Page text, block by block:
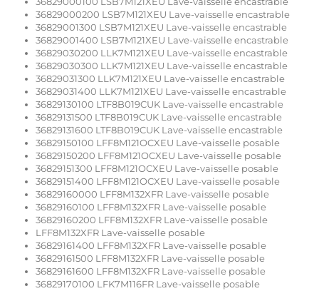
36829000200 LSB7M121XEU Lave-vaisselle encastrable
36829001300 LSB7M121XEU Lave-vaisselle encastrable
36829001400 LSB7M121XEU Lave-vaisselle encastrable
36829030200 LLK7M121XEU Lave-vaisselle encastrable
36829030300 LLK7M121XEU Lave-vaisselle encastrable
36829031300 LLK7M121XEU Lave-vaisselle encastrable
36829031400 LLK7M121XEU Lave-vaisselle encastrable
36829130100 LTF8B019CUK Lave-vaisselle encastrable
36829131500 LTF8B019CUK Lave-vaisselle encastrable
36829131600 LTF8B019CUK Lave-vaisselle encastrable
36829150100 LFF8M121OCXEU Lave-vaisselle posable
36829150200 LFF8M121OCXEU Lave-vaisselle posable
36829151300 LFF8M121OCXEU Lave-vaisselle posable
36829151400 LFF8M121OCXEU Lave-vaisselle posable
36829160000 LFF8M132XFR Lave-vaisselle posable
36829160100 LFF8M132XFR Lave-vaisselle posable
36829160200 LFF8M132XFR Lave-vaisselle posable
LFF8M132XFR Lave-vaisselle posable
36829161400 LFF8M132XFR Lave-vaisselle posable
36829161500 LFF8M132XFR Lave-vaisselle posable
36829161600 LFF8M132XFR Lave-vaisselle posable
36829170100 LFK7M116FR Lave-vaisselle posable